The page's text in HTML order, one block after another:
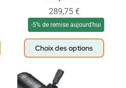
289,75 €
-5% de remise aujourd'hui
Choix des options